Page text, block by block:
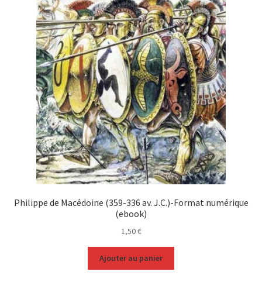
Philippe de Macédoine (359-336 av. J.C.)-Format numérique
(ebook)
1,50€
Ajouter au panier